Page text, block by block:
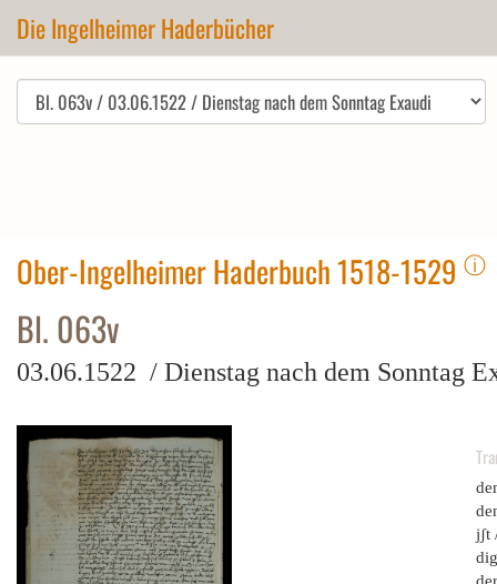
Die Ingelheimer Haderbücher
Ober-Ingelheimer Haderbuch 1518-1529 ⓘ
Bl. 063v
03.06.1522 / Dienstag nach dem Sonntag
jʃt